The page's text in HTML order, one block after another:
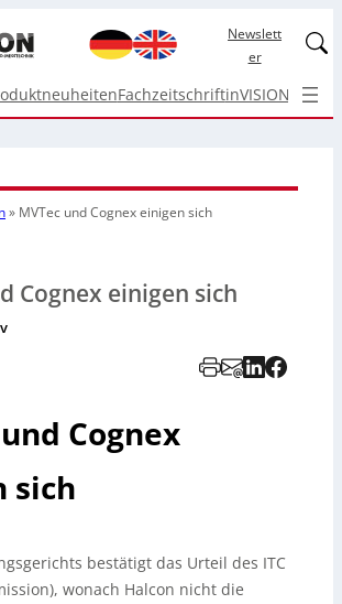
Newslett
er
FachzeitschriftinVISION Top
» MVTec und Cognex einigen sich
Cognex einigen sich
Cognex
sich
bestätigt das Urteil des ITC
wonach Halcon nicht die